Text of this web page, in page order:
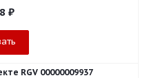
₽
RGV 00000009937